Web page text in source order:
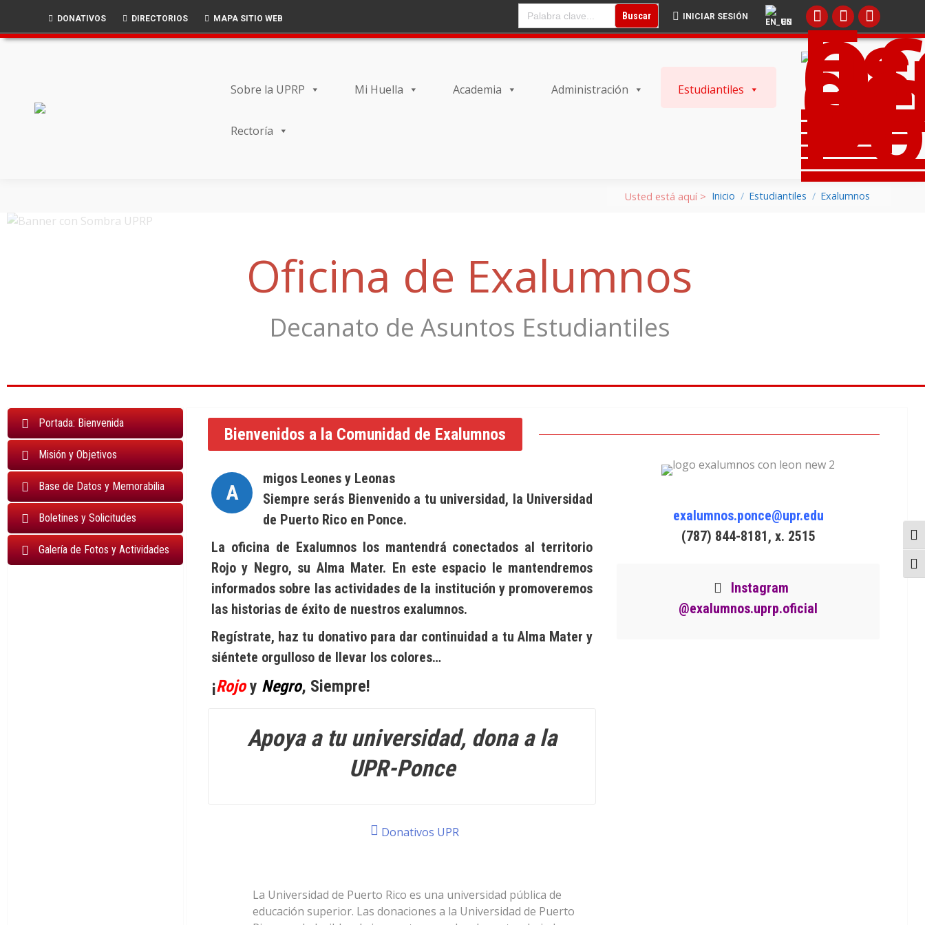
Content
navigation
DONATIVOS DIRECTORIOS MAPA SITIO WEB
CAMPO DE ENTRADA DEL BUSCADOR:
Buscar INICIAR SESIÓN
EN
Sobre la UPRP Mi Huella Academia Administración Estudiantiles
Rectoría
Inicio Estudiantiles Exalumnos
Oficina de Exalumnos
Decanato de Asuntos Estudiantiles
Portada: Bienvenida
Misión y Objetivos
Base de Datos y Memorabilia
Boletines y Solicitudes
Galería de Fotos y Actividades
Bienvenidos a la Comunidad de Exalumnos
A
migos Leones y Leonas
Siempre serás Bienvenido a tu universidad, la Universidad
de Puerto Rico en Ponce.
La oficina de Exalumnos los mantendrá conectados al territorio
Rojo y Negro, su Alma Mater. En este espacio le mantendremos
informados sobre las actividades de la institución y promoveremos
las historias de éxito de nuestros exalumnos.
Regístrate, haz tu donativo para dar continuidad a tu Alma Mater y
siéntete orgulloso de llevar los colores…
¡Rojoy Negro, Siempre!
Apoya a tu universidad, dona a la
UPR-Ponce
Donativos UPR
La Universidad de Puerto Rico es una universidad pública de
educación superior. Las donaciones a la Universidad de Puerto
exalumnos.ponce@upr.edu
(787) 844-8181, x. 2515
Instagram
@exalumnos.uprp.oficial